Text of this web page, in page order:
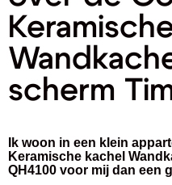
scherm
Ik woon in een klein
Keramische kachel
QH4100 voor mij dan een